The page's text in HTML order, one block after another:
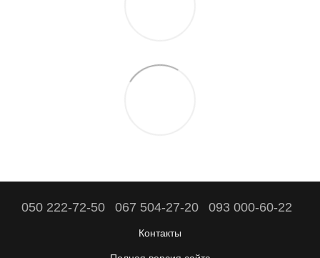
050 222-72-50 067 504-27-20 093 000-60-22
Контакты